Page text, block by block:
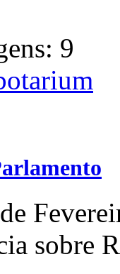
9
sobre